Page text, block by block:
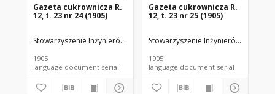
Gazeta cukrownicza R.
12, t. 23 nr 24 (1905)
Stowarzyszenie Inżynierów i Techników Przemysłu Rolnego i
1905
language document serial
Gazeta cukrownicza R.
12, t. 23 nr 25 (1905)
Stowarzyszenie Inżynierów i
1905
language document serial